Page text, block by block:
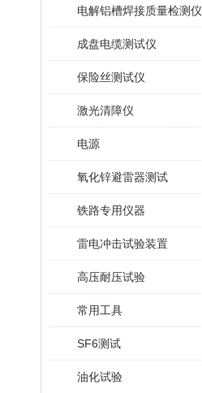
电解铝槽焊接质量检测仪
成盘电缆测试仪
保险丝测试仪
激光清障仪
电源
氧化锌避雷器测试
铁路专用仪器
雷电冲击试验装置
高压耐压试验
常用工具
SF6测试
油化试验